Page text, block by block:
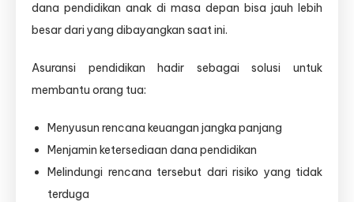
dana pendidikan anak di masa depan bisa jauh lebih
besar dari yang dibayangkan saat ini.
Asuransi pendidikan hadir sebagai solusi untuk
membantu orang tua:
Menyusun rencana keuangan jangka panjang
Menjamin ketersediaan dana pendidikan
Melindungi rencana tersebut dari risiko yang tidak
terduga